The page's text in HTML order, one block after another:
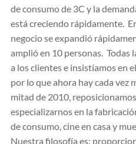
de consumo de 3C y la
está creciendo rápidamente.
negocio se expandió
amplió en 10 personas. Todas
a los clientes e insistíamos en
por lo que ahora hay cada vez
mitad de 2010,
especializarnos en la
de consumo, cine en casa y
Nuestra filosofía es: